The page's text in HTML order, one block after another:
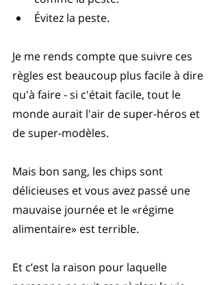
Évitez la peste.
Je me rends compte que suivre ces
règles est beaucoup plus facile à dire
qu'à faire - si c'était facile, tout le
monde aurait l'air de super-héros et
de super-modèles.
Mais bon sang, les chips sont
délicieuses et vous avez passé une
mauvaise journée et le «régime
alimentaire» est terrible.
Et c’est la raison pour laquelle